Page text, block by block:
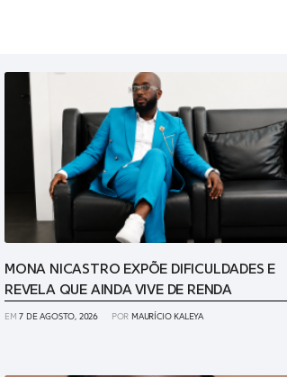
MONA NICASTRO EXPÕE DIFICULDADES E
REVELA QUE AINDA VIVE DE RENDA
EM7 DE AGOSTO, 2026 POR MAURÍCIO KALEYA